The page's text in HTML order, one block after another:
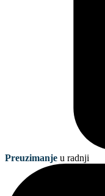
Preuzimanje u radnji